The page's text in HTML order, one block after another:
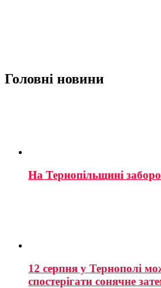
Головні новини
На Тернопільщині
12 серпня у Тернополі
спостерігати сонячне